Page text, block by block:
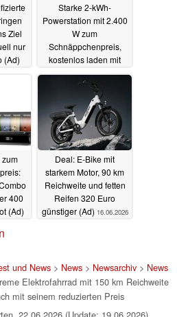
Ziel
nur
(Ad)
Starke 2-kWh-
Powerstation mit 2.400
W zum
Schnäppchenpreis,
kostenlos laden mit
ebenfalls reduziertem
Solarpanel (Ad)
19.06.2026
400
(Ad)
Deal: E-Bike mit
starkem Motor, 90 km
Reichweite und fetten
Reifen 320 Euro
günstiger (Ad) 16.06.2026
und News> News> Newsarchiv> News
Elektrofahrrad mit 150 km Reichweite
mit seinem reduzierten Preis